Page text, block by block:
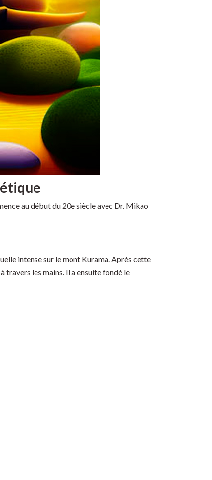
au début du 20e siècle avec Dr. Mikao
intense sur le mont Kurama. Après cette
travers les mains. Il a ensuite fondé le